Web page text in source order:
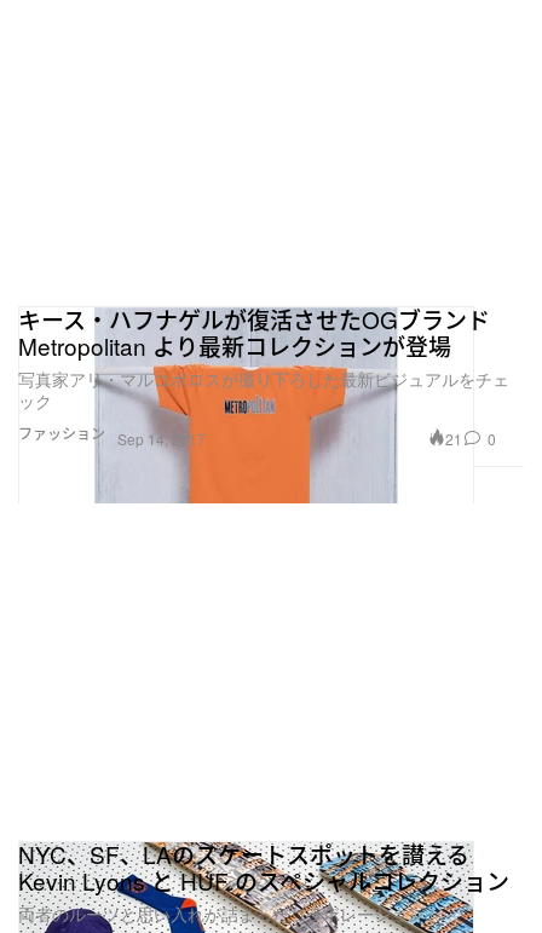
ファッション
キース・ハフナゲルが復活させたOGブランド
Metropolitan より最新コレクションが登場
写真家アリ・マルコポロスが撮り下ろした最新ビジュアルをチェ
ック
Sep 14, 2017 21 0
NYC、SF、LAのスケートスポットを讃える
Kevin Lyons と HUF のスペシャルコレクション
両者のルーツと思い入れが詰まったコラボレーション